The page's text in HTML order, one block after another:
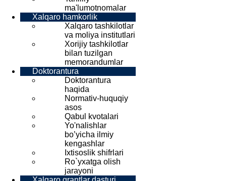
ma'lumotnomalar
Xalqaro hamkorlik
Xalqaro tashkilotlar
va moliya institutlari
Xorijiy tashkilotlar
bilan tuzilgan
memorandumlar
Doktorantura
Doktorantura
haqida
Normativ-huquqiy
asos
Qabul kvotalari
Yo'nalishlar
bo’yicha ilmiy
kengashlar
Ixtisoslik shifrlari
Ro`yxatga olish
jarayoni